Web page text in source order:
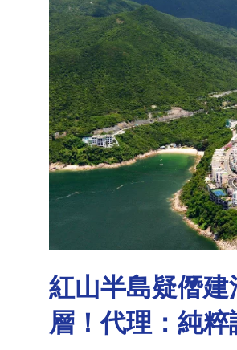
紅山半島疑僭
層！代理：純粹